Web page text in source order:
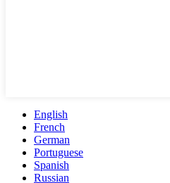
English
French
German
Portuguese
Spanish
Russian